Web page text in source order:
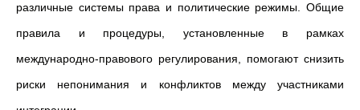
различные системы права и политические режимы. Общие
правила и процедуры, установленные в рамках
международно-правового регулирования, помогают снизить
риски непонимания и конфликтов между участниками